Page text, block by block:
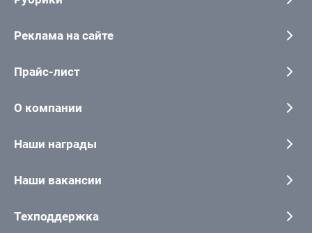
Реклама на сайте
Прайс-лист
О компании
Наши награды
Наши вакансии
Техподдержка